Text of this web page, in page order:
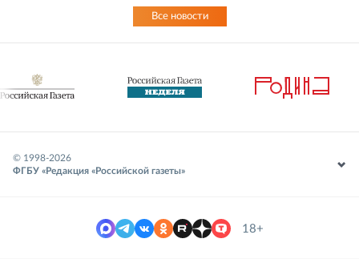
Все новости
© 1998-2026
ФГБУ «Редакция «Российской газеты»
18+